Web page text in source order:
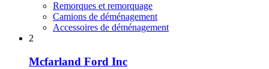
Remorques et remorquage
Camions de déménagement
Accessoires de déménagement
2
Mcfarland Ford Inc